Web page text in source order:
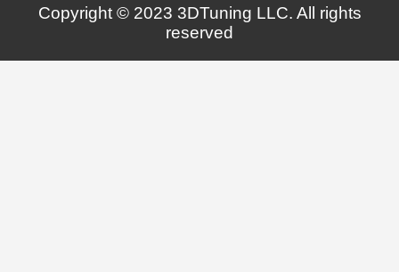
Copyright © 2023 3DTuning LLC. All rights
reserved